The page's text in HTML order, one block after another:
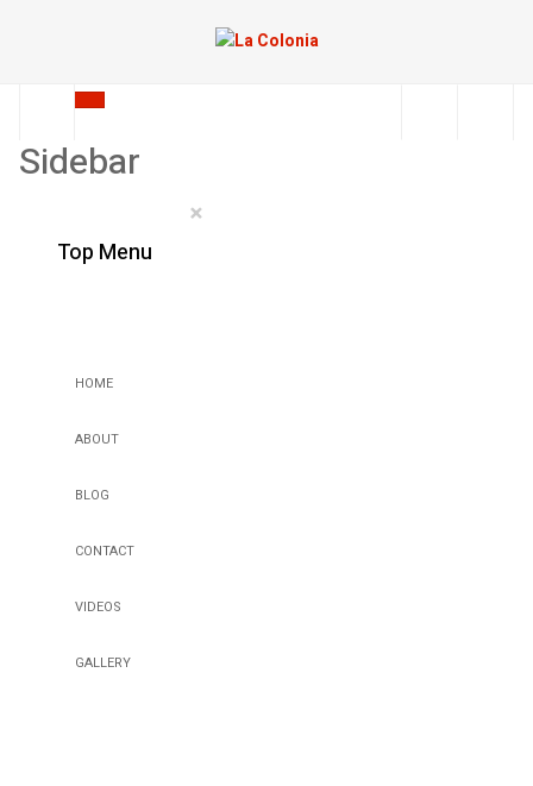
Sidebar
×
Top Menu
HOME
ABOUT
BLOG
CONTACT
VIDEOS
GALLERY